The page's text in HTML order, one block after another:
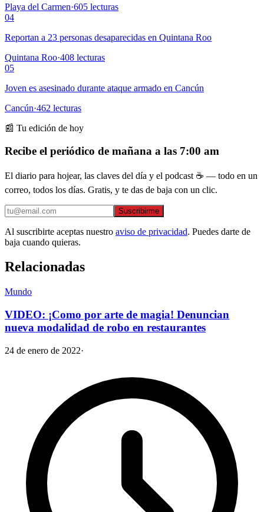
Playa del Carmen·605 lecturas
04
Reportan a 23 personas desaparecidas en Quintana Roo
Quintana Roo·408 lecturas
05
Joven es asesinado durante ataque armado en Cancún
Cancún·462 lecturas
📰 Tu edición de hoy
Recibe el periódico de mañana a las 7:00 am
El diario para hojear, las claves del día y el podcast ☕ — todo en un
correo, todos los días. Gratis, y te das de baja con un clic.
Suscribirme
Al suscribirte aceptas nuestro aviso de privacidad. Puedes darte de
baja cuando quieras.
Relacionadas
Mundo
VIDEO: ¡Como por arte de magia! Denuncian
nueva modalidad de robo en restaurantes
24 de enero de 2022·